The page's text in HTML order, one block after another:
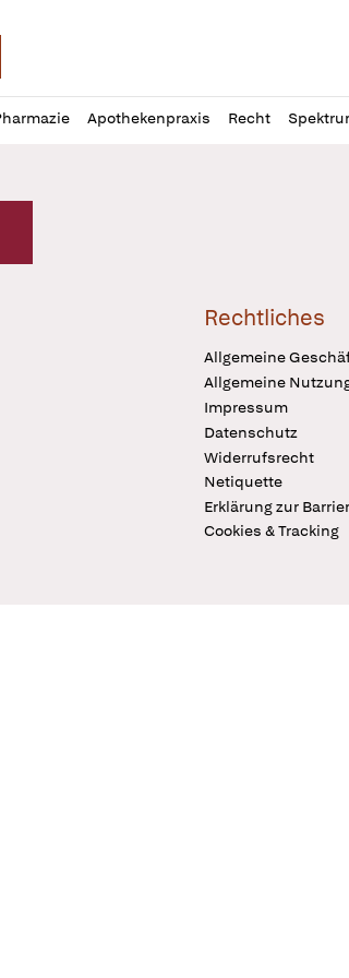
Apothekenpraxis Recht
Verlag Logo
Rechtliches
Allgemeine
Allgemeine
Impressum
Datenschutz
Widerrufsrecht
Netiquette
Erklärung zur
Cookies & Tracking